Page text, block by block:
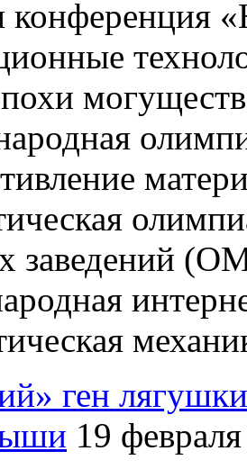
конференция
заведений
ген
19 февраля